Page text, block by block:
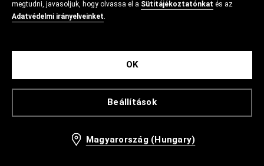
megtudni, javasoljuk, hogy olvassa el a Sütitájékoztatónkat és az
Adatvédelmi irányelveinket.
Beállítások
OK
Magyarország (Hungary)